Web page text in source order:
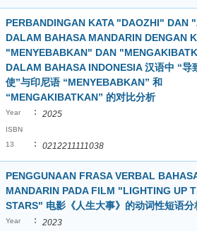
PERBANDINGAN KATA "DAOZHI" DAN
DALAM BAHASA MANDARIN DENGAN
"MENYEBABKAN" DAN
DALAM BAHASA INDONESIA 汉语中 “导
使”与印尼语 “MENYEBABKAN” 和
“MENGAKIBATKAN” 的对比分析
Year : 2025
ISBN
13
: 0212211111038
PENGGUNAAN FRASA VERBAL
MANDARIN PADA FILM "LIGHTING UP
STARS" 电影《人生大事》的动词性短语分
Year : 2023